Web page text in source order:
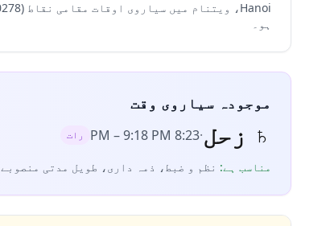
ہو۔
موجودہ سیاروی وقت
♄ زحل·
8:23 PM
–9:18 PM رات
مناسب ہے: نظم و ضبط، ذمہ داری، طویل مدتی منصوبے